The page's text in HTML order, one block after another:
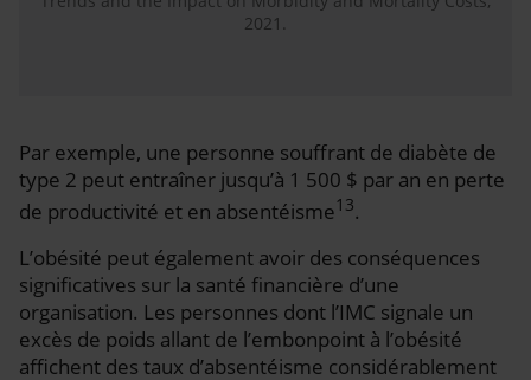
2021.
Par exemple, une personne souffrant de diabète de
type 2 peut entraîner jusqu’à 1 500 $ par an en perte
de productivité et en absentéisme13.
L’obésité peut également avoir des conséquences
significatives sur la santé financière d’une
organisation. Les personnes dont l’IMC signale un
excès de poids allant de l’embonpoint à l’obésité
affichent des taux d’absentéisme considérablement